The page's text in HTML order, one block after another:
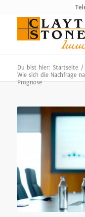
Du bist hier: Startseite /
Wie sich die Nachfrage
Prognose